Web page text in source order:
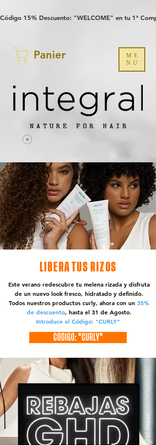
Código 15% Descuento: "WELCOME" en tu 1ª
Panier
ME
NU
LIBERA TUS RIZOS
Este verano redescubre tu melena rizada y disfruta
de un nuevo look fresco, hidratado y definido.
Todos nuestros productos curly, ahora con un 35%
de descuento, hasta el 31 de Agosto.
Introduce el Código: "CURLY"
CÓDIGO: "CURLY"